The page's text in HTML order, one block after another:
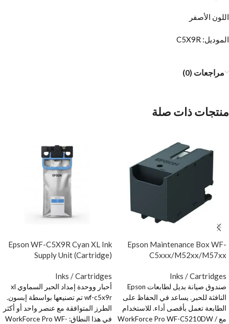
اللون الأصفر
الموديل: C5X9R
مراجعات (0)
منتجات ذات صلة
Epson Maintenance Box WF-
C5xxx/M52xx/M57xx
Inks / Cartridges
صندوق صيانة بديل لطابعات Epson
النافثة للحبر. يساعد في الحفاظ على
الطابعة تعمل بأقصى أداء. للاستخدام
مع WorkForce Pro WF-C5210DW /
Epson WF-C5X9R Cyan XL Ink
Supply Unit (Cartridge)
Inks / Cartridges
أحبار ووحدة إمداد الحبر السماوي xl
wf-c5x9r تم تصنيعها بواسطة إبسون.
الطرز المتوافقة مع عنصر واحد أو أكثر
في هذا النطاق: WorkForce Pro WF-